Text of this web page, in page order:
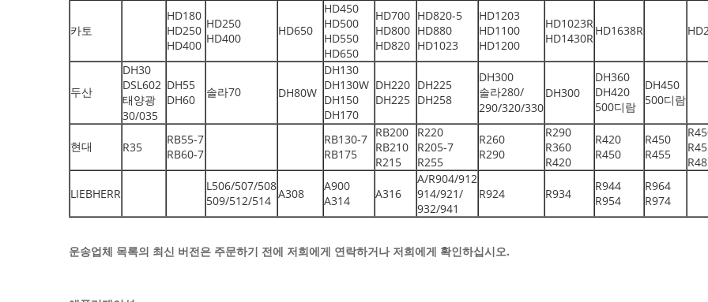
카토
HD180
HD250
HD400
HD250
HD400
HD650
HD450
HD500
HD550
HD650
HD700
HD800
HD820
HD820-5
HD880
HD1023
HD1203
HD1100
HD1200
HD1023R
HD1430R
HD1638R
두산
DH30
DSL602
태양광
30/035
DH55
DH60
솔라70 DH80W
DH130
DH130W
DH150
DH170
DH220
DH225
DH225
DH258
DH300
솔라280/
290/320/330
DH300
DH360
DH420
500디람
DH450
500디람
현대 R35
RB55-7
RB60-7
RB130-7
RB175
RB200
RB210
R215
R220
R205-7
R255
R260
R290
R290
R360
R420
R420
R450
R450
R455
LIEBHERR
L506/507/508
509/512/514 A308
A900
A314
A316
A/R904/912
914/921/
932/941
R924 R934
R944
R954
R964
R974
운송업체 목록의 최신 버전은 주문하기 전에 저희에게 연락하거나 저희에게 확인하십시오.